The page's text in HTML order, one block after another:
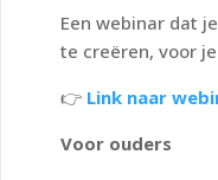
Een webinar dat
te creëren, voor
👉 Link naar
Voor ouders